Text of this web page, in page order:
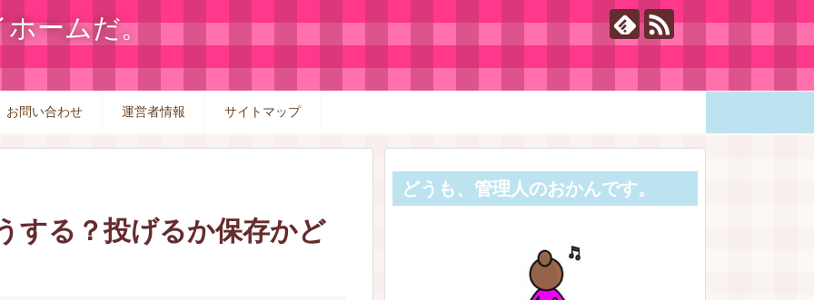
ームだ。
お問い合わせ 運営者情報 サイトマップ
する？投げるか保存かど
どうも、管理人のおかんです。